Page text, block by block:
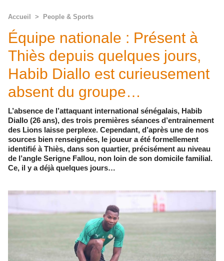
Accueil > People & Sports
Équipe nationale : Présent à
Thiès depuis quelques jours,
Habib Diallo est curieusement
absent du groupe…
L’absence de l’attaquant international sénégalais, Habib
Diallo (26 ans), des trois premières séances d’entrainement
des Lions laisse perplexe. Cependant, d’après une de nos
sources bien renseignées, le joueur a été formellement
identifié à Thiès, dans son quartier, précisément au niveau
de l’angle Serigne Fallou, non loin de son domicile familial.
Ce, il y a déjà quelques jours…